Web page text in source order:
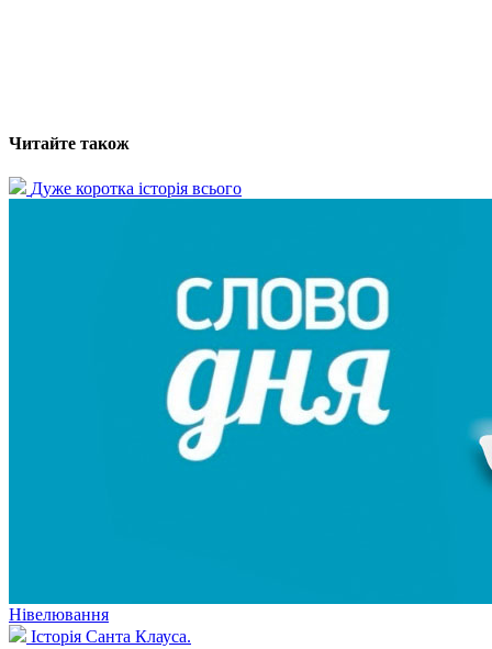
Читайте також
Дуже коротка історія всього
Нівелювання
Історія Санта Клауса.